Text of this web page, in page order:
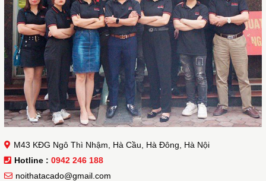
M43 KĐG Ngô Thì Nhậm, Hà Cầu, Hà Đông, Hà Nội
Hotline : 0942 246 188
noithatacado@gmail.com